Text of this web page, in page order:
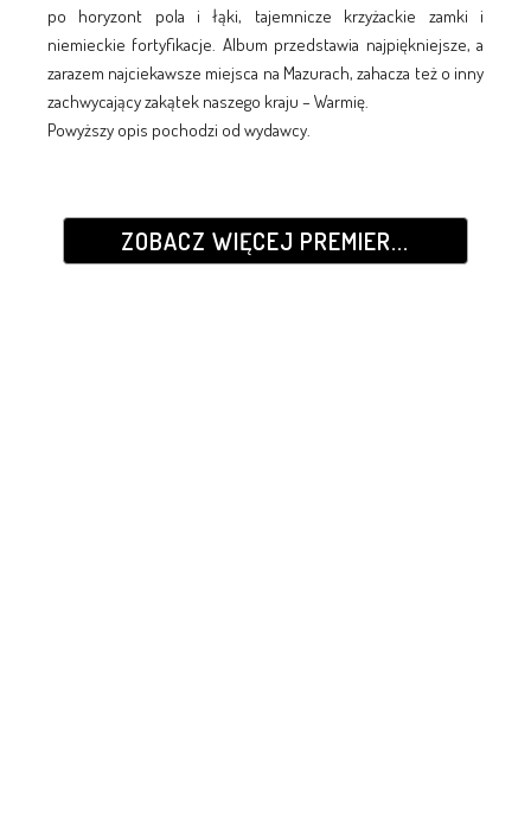
po horyzont pola i łąki, tajemnicze krzyżackie zamki i
niemieckie fortyfikacje. Album przedstawia najpiękniejsze, a
zarazem najciekawsze miejsca na Mazurach, zahacza też o inny
zachwycający zakątek naszego kraju – Warmię.
Powyższy opis pochodzi od wydawcy.
ZOBACZ WIĘCEJ PREMIER...